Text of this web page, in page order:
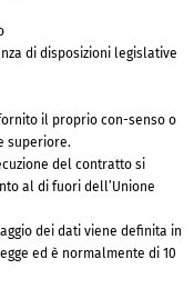
di disposizioni legislative
il proprio con-senso o
superiore.
del contratto si
al di fuori dell’Unione
dei dati viene definita in
ed è normalmente di 10